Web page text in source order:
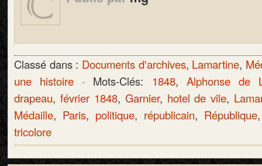
Classé dans : Documents d'archives, Lamartine,
une histoire · Mots-Clés: 1848, Alphonse de
drapeau, février 1848, Garnier, hotel de vile,
Médaille, Paris, politique, républicain, République
tricolore